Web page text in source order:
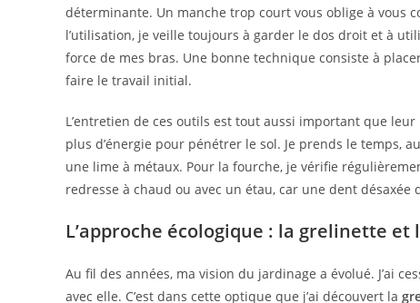
déterminante. Un manche trop court vous oblige à vous
l’utilisation, je veille toujours à garder le dos droit et à
force de mes bras. Une bonne technique consiste à
faire le travail initial.
L’entretien de ces outils est tout aussi important que
plus d’énergie pour pénétrer le sol. Je prends le temps,
une lime à métaux. Pour la fourche, je vérifie
redresse à chaud ou avec un étau, car une dent désaxée
L’approche écologique : la grelinette et
Au fil des années, ma vision du jardinage a évolué. J’ai
avec elle. C’est dans cette optique que j’ai découvert la